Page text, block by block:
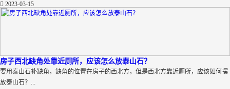
2023-03-15
房子西北缺角处靠近厕所，应该怎么放泰山石？
要用泰山石补缺角，缺角的位置在房子的西北方，但是西北方靠近厕所，应该如何摆
放泰山石？...